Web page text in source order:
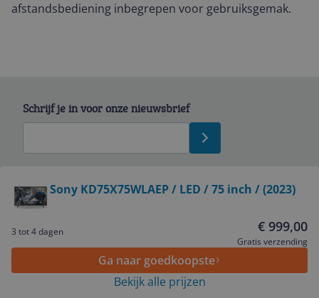
afstandsbediening inbegrepen voor gebruiksgemak.
Sony KD75X75WLAEP / LED / 75 inch / (2023)
3 tot 4 dagen € 999,00
Gratis verzending
Ga naar goedkoopste
Bekijk alle prijzen
Schrijf je in voor onze nieuwsbrief